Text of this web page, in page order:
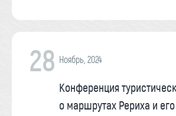
28 Ноябрь, 2024
Конференция
о маршрутах Рериха и его